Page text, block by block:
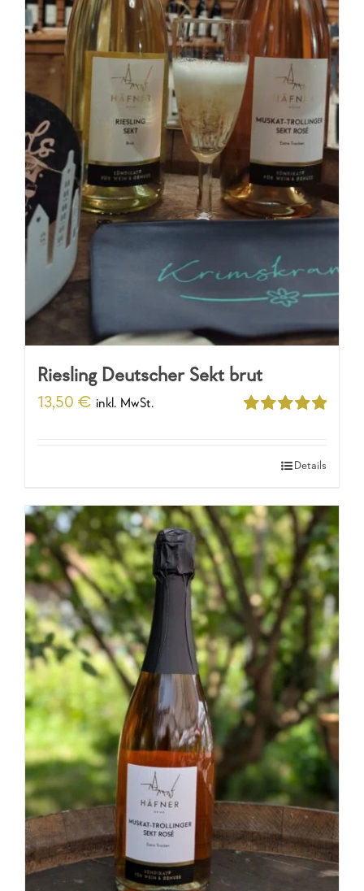
Riesling Deutscher Sekt brut
13,50 € inkl. MwSt.
Details